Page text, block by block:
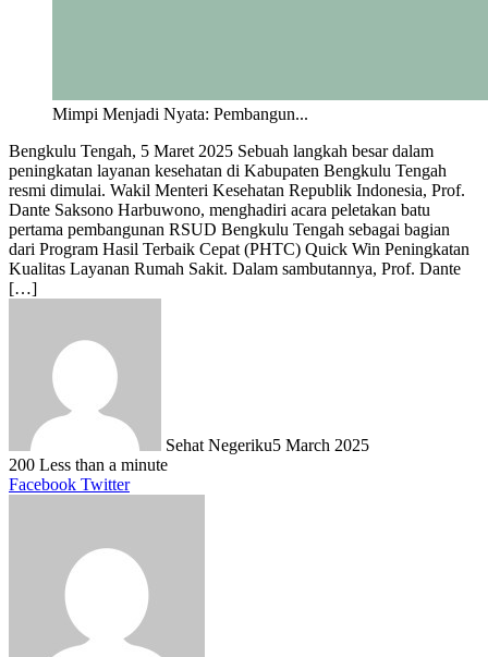
Mimpi Menjadi Nyata: Pembangun...
Bengkulu Tengah, 5 Maret 2025 Sebuah langkah besar dalam
peningkatan layanan kesehatan di Kabupaten Bengkulu Tengah
resmi dimulai. Wakil Menteri Kesehatan Republik Indonesia, Prof.
Dante Saksono Harbuwono, menghadiri acara peletakan batu
pertama pembangunan RSUD Bengkulu Tengah sebagai bagian
dari Program Hasil Terbaik Cepat (PHTC) Quick Win Peningkatan
Kualitas Layanan Rumah Sakit. Dalam sambutannya, Prof. Dante
[…]
Sehat Negeriku5 March 2025
200 Less than a minute
Facebook TwitterLinkedIn
Tumblr
Pinterest
Reddit
VKontakte
Share
Print